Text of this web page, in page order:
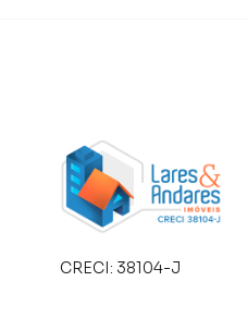
CRECI: 38104-J